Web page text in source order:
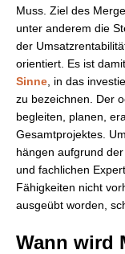
Muss. Ziel des
unter anderem die
der
orientiert. Es ist
Sinne , in das
zu bezeichnen. Der
begleiten, planen,
Gesamtprojektes.
hängen aufgrund
und fachlichen
Fähigkeiten nicht
ausgeübt worden,
Wann wird